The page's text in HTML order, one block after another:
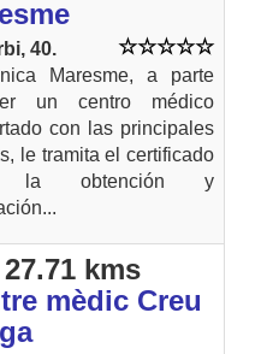
40.
Maresme, a parte
un centro médico
con las principales
le tramita el certificado
la obtención y
kms
mèdic Creu